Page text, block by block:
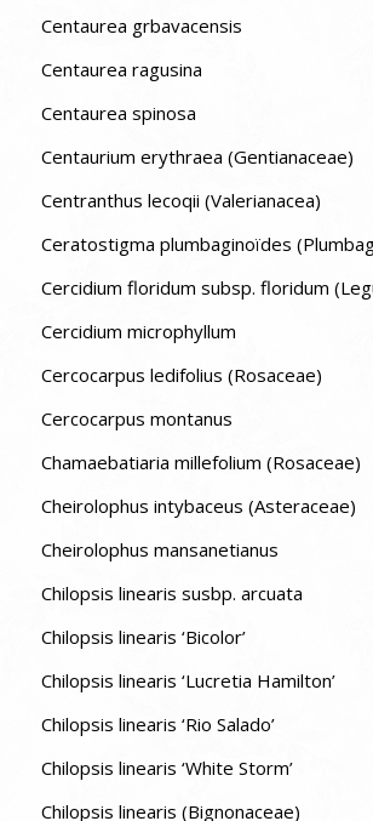
Centaurea grbavacensis
Centaurea ragusina
Centaurea spinosa
Centaurium erythraea (Gentianaceae)
Centranthus lecoqii (Valerianacea)
Ceratostigma plumbaginoïdes
Cercidium floridum subsp. floridum
Cercidium microphyllum
Cercocarpus ledifolius (Rosaceae)
Cercocarpus montanus
Chamaebatiaria millefolium (Rosaceae)
Cheirolophus intybaceus (Asteraceae)
Cheirolophus mansanetianus
Chilopsis linearis susbp. arcuata
Chilopsis linearis ‘Bicolor’
Chilopsis linearis ‘Lucretia Hamilton’
Chilopsis linearis ‘Rio Salado’
Chilopsis linearis ‘White Storm’
Chilopsis linearis (Bignonaceae)